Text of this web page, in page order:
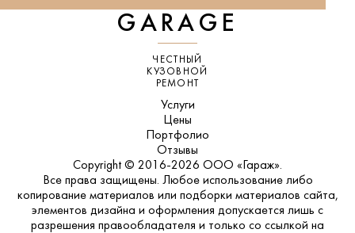
GARAGE
ЧЕСТНЫЙ
КУЗОВНОЙ
РЕМОНТ
Услуги
Цены
Портфолио
Отзывы
Copyright © 2016-2026 ООО «Гараж».
Все права защищены. Любое использование либо
копирование материалов или подборки материалов сайта,
элементов дизайна и оформления допускается лишь с
разрешения правообладателя и только со ссылкой на